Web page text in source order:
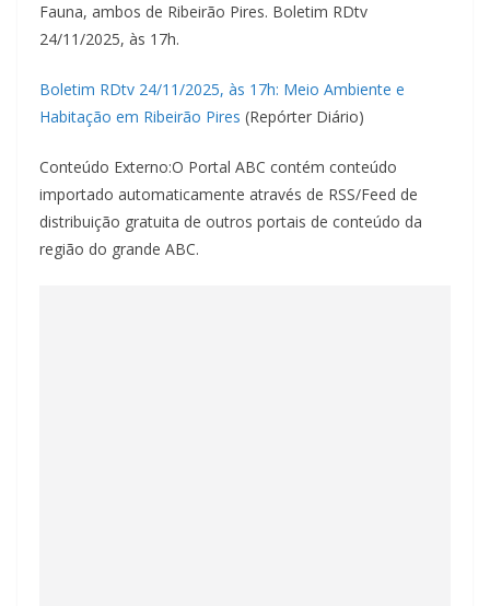
Fauna, ambos de Ribeirão Pires. Boletim RDtv
24/11/2025, às 17h.
Boletim RDtv 24/11/2025, às 17h: Meio Ambiente e
Habitação em Ribeirão Pires (Repórter Diário)
Conteúdo Externo:O Portal ABC contém conteúdo
importado automaticamente através de RSS/Feed de
distribuição gratuita de outros portais de conteúdo da
região do grande ABC.